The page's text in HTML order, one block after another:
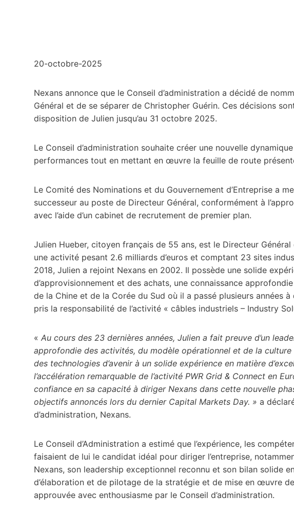
20-octobre-2025
Nexans annonce que le Conseil d’administration a décidé de
Général et de se séparer de Christopher Guérin. Ces décisions
disposition de Julien jusqu’au 31 octobre 2025.
Le Conseil d’administration souhaite créer une nouvelle
performances tout en mettant en œuvre la feuille de route
Le Comité des Nominations et du Gouvernement d’Entreprise a
successeur au poste de Directeur Général, conformément à
avec l’aide d’un cabinet de recrutement de premier plan.
Julien Hueber, citoyen français de 55 ans, est le Directeur
une activité pesant 2.6 milliards d’euros et comptant 23 sites
2018, Julien a rejoint Nexans en 2002. Il possède une solide
d’approvisionnement et des achats, une connaissance
de la Chine et de la Corée du Sud où il a passé plusieurs années
pris la responsabilité de l’activité « câbles industriels – Industry
« Au cours des 23 dernières années, Julien a fait preuve d’un
approfondie des activités, du modèle opérationnel et de la
des technologies d’avenir à un solide expérience en matière
l’accélération remarquable de l’activité PWR Grid & Connect en
confiance en sa capacité à diriger Nexans dans cette nouvelle
objectifs annoncés lors du dernier Capital Markets Day. » a
d’administration, Nexans.
Le Conseil d’Administration a estimé que l’expérience, les
faisaient de lui le candidat idéal pour diriger l’entreprise,
Nexans, son leadership exceptionnel reconnu et son bilan solide
d’élaboration et de pilotage de la stratégie et de mise en œuvre
approuvée avec enthousiasme par le Conseil d’administration.